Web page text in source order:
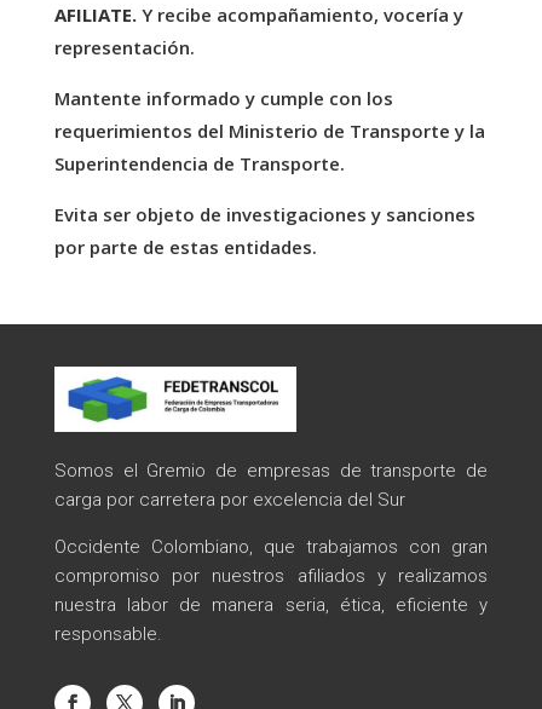
AFILIATE.Y recibe acompañamiento, vocería y
representación.
Mantente informado y cumple con los
requerimientos del Ministerio de Transporte y la
Superintendencia de Transporte.
Evita ser objeto de investigaciones y sanciones
por parte de estas entidades.
Somos el Gremio de empresas de transporte de
carga por carretera por excelencia del Sur
Occidente Colombiano, que trabajamos con gran
compromiso por nuestros afiliados y realizamos
nuestra labor de manera seria, ética, eficiente y
responsable.